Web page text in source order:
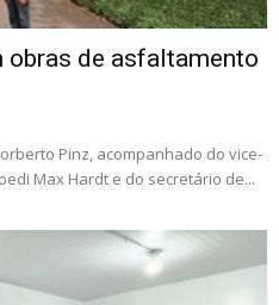
de asfaltamento
Pinz, acompanhado do vice-
Max Hardt e do secretário de...